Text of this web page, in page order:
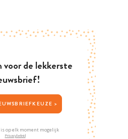
voor de lekkerste
JOUW NIEUWSBRIEFKEUZE >
op elk moment mogelijk
Privacybeleid